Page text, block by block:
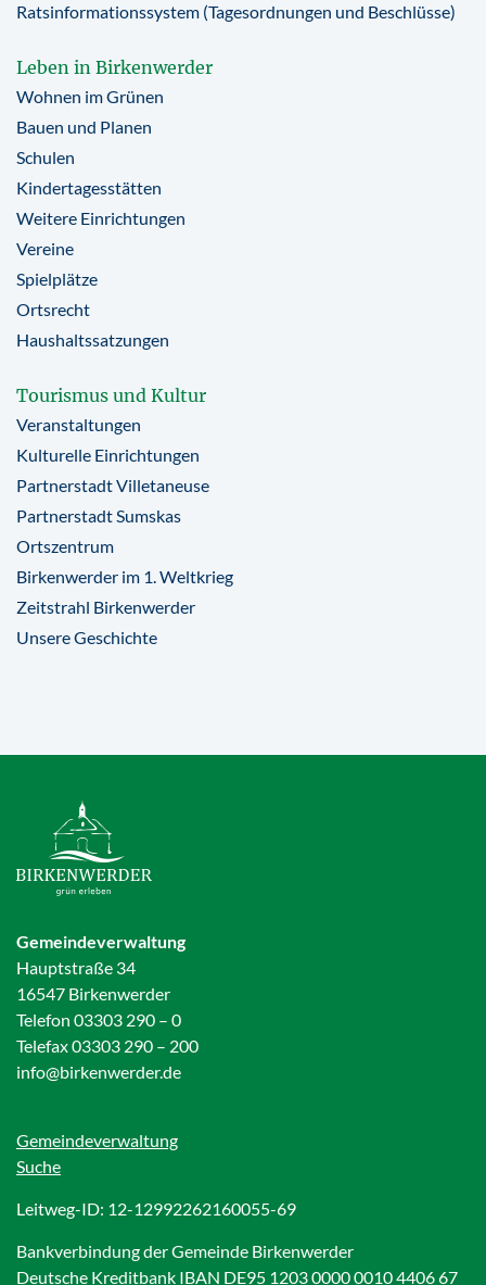
Ratsinformationssystem (Tagesordnungen und Beschlüsse)
Leben in Birkenwerder
Wohnen im Grünen
Bauen und Planen
Schulen
Kindertagesstätten
Weitere Einrichtungen
Vereine
Spielplätze
Ortsrecht
Haushaltssatzungen
Tourismus und Kultur
Veranstaltungen
Kulturelle Einrichtungen
Partnerstadt Villetaneuse
Partnerstadt Sumskas
Ortszentrum
Birkenwerder im 1. Weltkrieg
Zeitstrahl Birkenwerder
Unsere Geschichte
Gemeindeverwaltung
Hauptstraße 34
16547 Birkenwerder
Telefon 03303 290 – 0
Telefax 03303 290 – 200
info@birkenwerder.de
Gemeindeverwaltung
Suche
Leitweg-ID: 12-12992262160055-69
Bankverbindung der Gemeinde Birkenwerder
Deutsche Kreditbank IBAN DE95 1203 0000 0010 4406 67